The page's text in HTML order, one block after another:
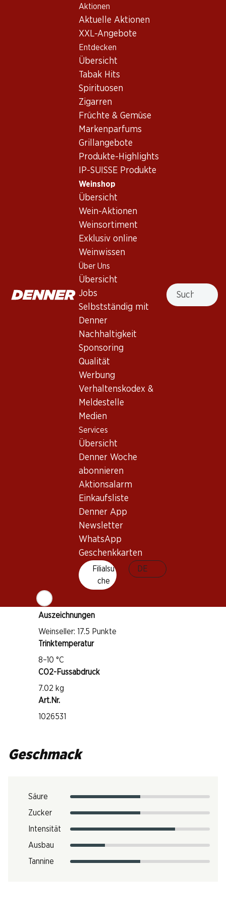
Aktionen
Aktuelle Aktionen
XXL-Angebote
Entdecken
Übersicht
Tabak Hits
Spirituosen
Zigarren
Früchte & Gemüse
Markenparfums
Grillangebote
Produkte-Highlights
IP-SUISSE Produkte
Weinshop
Übersicht
Wein-Aktionen
Weinsortiment
Exklusiv online
Weinwissen
Über Uns
Übersicht
Jobs
Selbstständig mit
Denner
Nachhaltigkeit
Sponsoring
Qualität
Werbung
Verhaltenskodex &
Meldestelle
Medien
Services
Übersicht
Denner Woche
abonnieren
Aktionsalarm
Einkaufsliste
Denner App
Newsletter
WhatsApp
Geschenkkarten
Filialsu
che
DE
Suche
Wein/Champagner
Schaffhausen
Hallauer Riesling-Silvaner AOC Schaffhausen
Vorderseite Rückseite
Hallauer Riesling-Silvaner AOC
Schaffhausen
,Schaffhausen
Helles Goldgelb. Duftet blumig, mit einer feinen Muskatnote.
Im Gaumen fruchtig und saftig.
Wissenswertes
Riesling-Silvaner
Auszeichnungen
Weinseller: 17.5 Punkte
Trinktemperatur
8–10 °C
CO2-Fussabdruck
7.02 kg
Art.Nr.
1026531
Geschmack
Säure
Zucker
Intensität
Ausbau
Tannine